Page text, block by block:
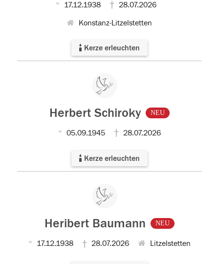
17.12.1938 28.07.2026
Konstanz-Litzelstetten
Kerze erleuchten
Herbert Schiroky NEU
05.09.1945 28.07.2026
Kerze erleuchten
Heribert Baumann NEU
17.12.1938 28.07.2026 Litzelstetten